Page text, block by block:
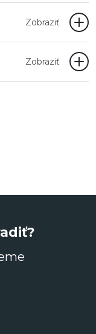
Zobraziť
Zobraziť